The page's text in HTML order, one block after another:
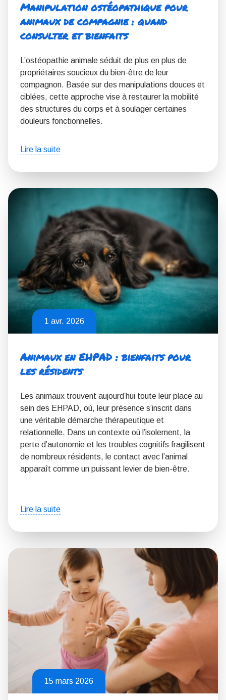
Manipulation ostéopathique pour
animaux de compagnie : quand
consulter et bienfaits
L’ostéopathie animale séduit de plus en plus de
propriétaires soucieux du bien-être de leur
compagnon. Basée sur des manipulations douces et
ciblées, cette approche vise à restaurer la mobilité
des structures du corps et à soulager certaines
douleurs fonctionnelles.
Lire la suite
1 avr. 2026
Animaux en EHPAD : bienfaits pour
les résidents
Les animaux trouvent aujourd’hui toute leur place au
sein des EHPAD, où, leur présence s’inscrit dans
une véritable démarche thérapeutique et
relationnelle. Dans un contexte où l’isolement, la
perte d’autonomie et les troubles cognitifs fragilisent
de nombreux résidents, le contact avec l’animal
apparaît comme un puissant levier de bien-être.
Lire la suite
15 mars 2026